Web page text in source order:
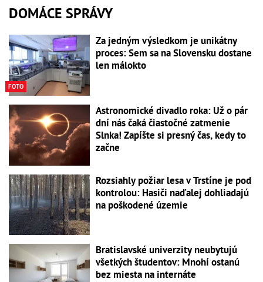
DOMÁCE SPRÁVY
FOTO
Za jedným výsledkom je unikátny
proces: Sem sa na Slovensku dostane
len málokto
Astronomické divadlo roka: Už o pár
dní nás čaká čiastočné zatmenie
Slnka! Zapíšte si presný čas, kedy to
začne
Rozsiahly požiar lesa v Trstíne je pod
kontrolou: Hasiči naďalej dohliadajú
na poškodené územie
Bratislavské univerzity neubytujú
všetkých študentov: Mnohí ostanú
bez miesta na internáte